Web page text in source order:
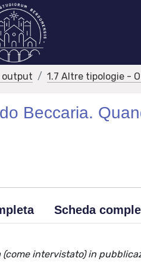
output 1.7 Altre tipologie -
Beccaria.
Scheda
intervistato) in